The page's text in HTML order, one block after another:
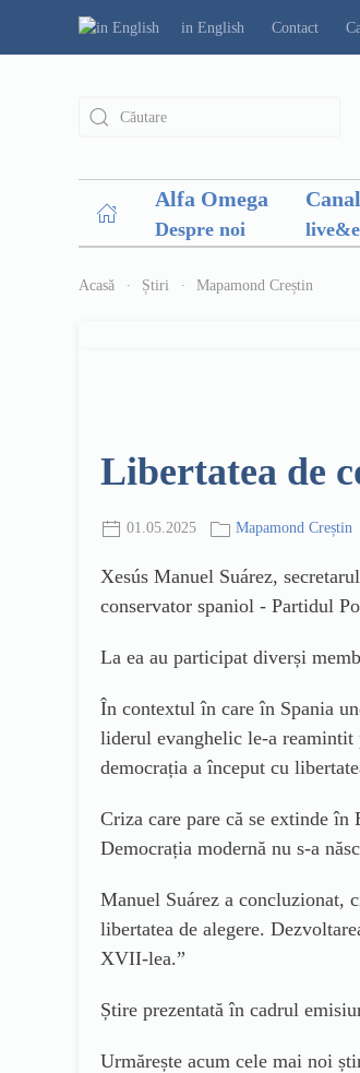
in English Contact
Alfa Omega
Despre noi
Acasă Știri Mapamond Creștin
Libertatea de
01.05.2025 Mapamond Creștin
Xesús Manuel Suárez,
conservator spaniol - Partidul
La ea au participat diverși
În contextul în care în Spania
liderul evanghelic le-a
democrația a început cu
Criza care pare că se extinde
Democrația modernă nu s-a
Manuel Suárez a concluzionat,
libertatea de alegere.
XVII-lea.”
Știre prezentată în cadrul
Urmărește acum cele mai noi